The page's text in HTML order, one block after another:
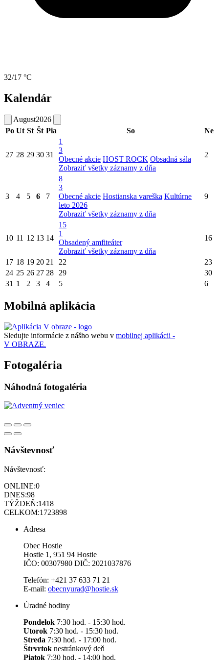
32/17 °C
Kalendár
August2026
Po Ut St Št Pia So Ne
27 28 29 30 31
1
3
Obecné akcie HOST ROCK Obsadná sála
Zobraziť všetky záznamy z dňa
2
3 4 5 6 7
8
3
Obecné akcie Hostianska vareška Kultúrne
leto 2026
Zobraziť všetky záznamy z dňa
9
10 11 12 13 14
15
1
Obsadený amfiteáter
Zobraziť všetky záznamy z dňa
16
17 18 19 20 21 22
23
24 25 26 27 28 29
30
31 1 2 3 4 5 6
Mobilná aplikácia
Sledujte informácie z nášho webu v mobilnej aplikácii -
V OBRAZE.
Fotogaléria
Náhodná fotogaléria
Návštevnosť
Návštevnosť:
ONLINE:0
DNES:98
TÝŽDEŇ:1418
CELKOM:1723898
Adresa
Obec Hostie
Hostie 1, 951 94 Hostie
IČO: 00307980 DIČ: 2021037876
Telefón: +421 37 633 71 21
E-mail: obecnyurad@hostie.sk
Úradné hodiny
Pondelok 7:30 hod. - 15:30 hod.
Utorok 7:30 hod. - 15:30 hod.
Streda 7:30 hod. - 17:00 hod.
Štrvrtok nestránkový deň
Piatok 7:30 hod. - 14:00 hod.